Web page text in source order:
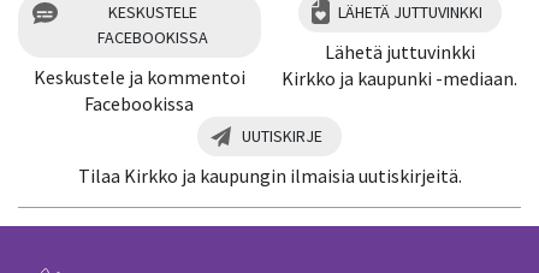
KESKUSTELE
FACEBOOKISSA
Keskustele ja kommentoi
Facebookissa
LÄHETÄ JUTTUVINKKI
Lähetä juttuvinkki
Kirkko ja kaupunki -mediaan.
UUTISKIRJE
Tilaa Kirkko ja kaupungin ilmaisia uutiskirjeitä.